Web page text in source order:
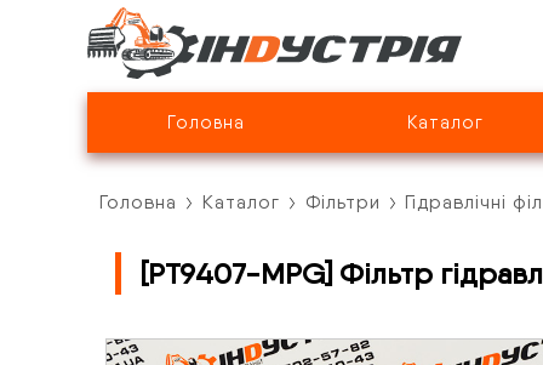
Головна Каталог
Головна Каталог Фільтри Гідравлічні
[PT9407-MPG] Фільтр